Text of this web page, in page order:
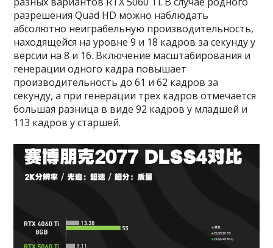
разрешения Quad HD можно наблюдать
абсолютно неиграбельную производительность,
находящейся на уровне 9 и 18 кадров за секунду у
версии на 8 и 16. Включение масштабирования и
генерации одного кадра повышает
производительность до 61 и 62 кадров за
секунду, а при генерации трех кадров отмечается
большая разница в виде 92 кадров у младшей и
113 кадров у старшей.